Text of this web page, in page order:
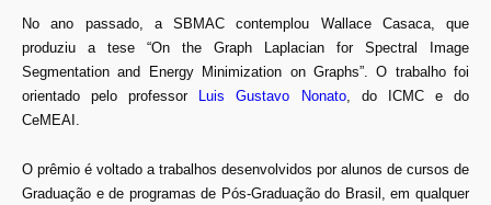
No ano passado, a SBMAC contemplou Wallace Casaca, que
produziu a tese “On the Graph Laplacian for Spectral Image
Segmentation and Energy Minimization on Graphs”. O trabalho foi
orientado pelo professor
Luis Gustavo Nonato, do ICMC e do
CeMEAI.
O prêmio é voltado a trabalhos desenvolvidos por alunos de cursos de
Graduação e de programas de Pós-Graduação do Brasil, em qualquer